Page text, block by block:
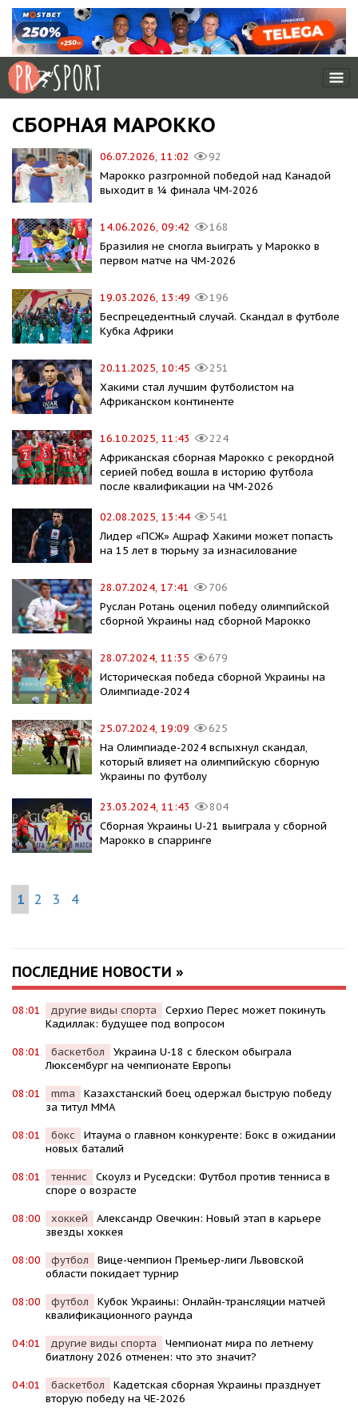
СБОРНАЯ МАРОККО
06.07.2026, 11:02
92
Марокко разгромной победой над Канадой
выходит в ¼ финала ЧМ-2026
14.06.2026, 09:42
168
Бразилия не смогла выиграть у Марокко в
первом матче на ЧМ-2026
19.03.2026, 13:49
196
Беспрецедентный случай. Скандал в футболе
Кубка Африки
20.11.2025, 10:45
251
Хакими стал лучшим футболистом на
Африканском континенте
16.10.2025, 11:43
224
Африканская сборная Марокко с рекордной
серией побед вошла в историю футбола
после квалификации на ЧМ-2026
02.08.2025, 13:44
541
Лидер «ПСЖ» Ашраф Хакими может попасть
на 15 лет в тюрьму за изнасилование
28.07.2024, 17:41
706
Руслан Ротань оценил победу олимпийской
сборной Украины над сборной Марокко
28.07.2024, 11:35
679
Историческая победа сборной Украины на
Олимпиаде-2024
25.07.2024, 19:09
625
На Олимпиаде-2024 вспыхнул скандал,
который влияет на олимпийскую сборную
Украины по футболу
23.03.2024, 11:43
804
Сборная Украины U-21 выиграла у сборной
Марокко в спарринге
1 2 3 4
ПОСЛЕДНИЕ НОВОСТИ »
08:01 другие виды спорта
Серхио Перес может покинуть
Кадиллак: будущее под вопросом
08:01 баскетбол
Украина U-18 с блеском обыграла
Люксембург на чемпионате Европы
08:01 mma
Казахстанский боец одержал быструю победу
за титул MMA
08:01 бокс
Итаума о главном конкуренте: Бокс в ожидании
новых баталий
08:01 теннис
Скоулз и Руседски: Футбол против тенниса в
споре о возрасте
08:00 хоккей
Александр Овечкин: Новый этап в карьере
звезды хоккея
08:00 футбол
Вице-чемпион Премьер-лиги Львовской
области покидает турнир
08:00 футбол
Кубок Украины: Онлайн-трансляции матчей
квалификационного раунда
04:01 другие виды спорта
Чемпионат мира по летнему
биатлону 2026 отменен: что это значит?
04:01 баскетбол
Кадетская сборная Украины празднует
вторую победу на ЧЕ-2026